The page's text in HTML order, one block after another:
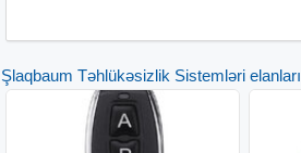
Şlaqbaum Təhlükəsizlik Sistemləri elanları